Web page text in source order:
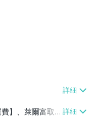
】、萊爾富取